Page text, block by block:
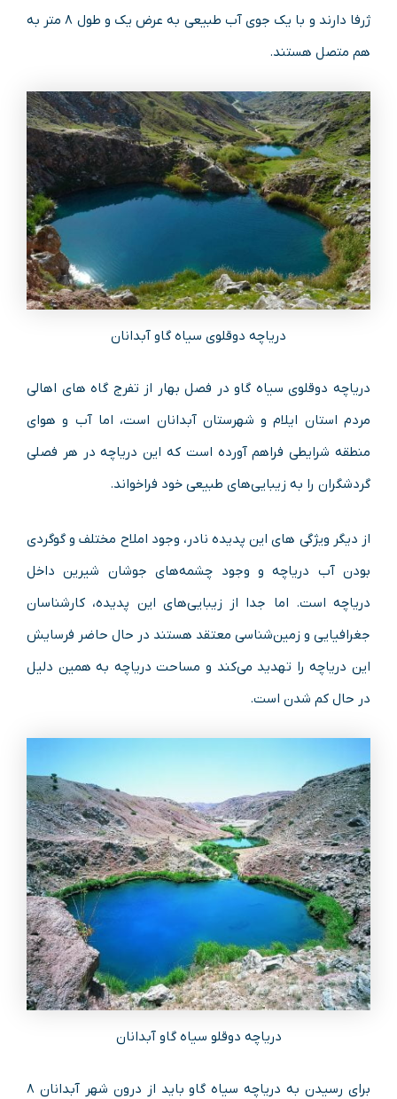
ژرفا دارند و با یک جوی آب طبیعی به عرض یک و طول ۸ متر به
هم متصل هستند.
دریاچه دوقلوی سیاه گاو آبدانان
دریاچه دوقلوی سیاه گاو در فصل بهار از تفرج گاه ‌های اهالی
مردم استان ایلام و شهرستان آبدانان است، اما آب و هوای
منطقه شرایطی فراهم آورده است که این دریاچه در هر فصلی
گردشگران را به زیبایی‌های طبیعی خود فراخواند.
از دیگر ویژگی های این پدیده نادر، وجود املاح مختلف و گوگردی
بودن آب دریاچه و وجود چشمه‌های جوشان شیرین داخل
دریاچه است. اما جدا از زیبایی‌های این پدیده، کارشناسان
جغرافیایی و زمین‌شناسی معتقد هستند در حال حاضر فرسایش
این دریاچه را تهدید می‌کند و مساحت دریاچه به همین دلیل
در حال کم شدن است.
دریاچه دوقلو سیاه گاو آبدانان
برای رسیدن به دریاچه سیاه گاو باید از درون شهر آبدانان ۸